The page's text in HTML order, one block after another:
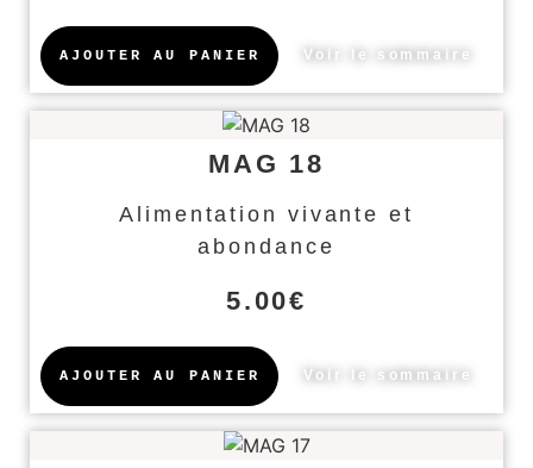
AJOUTER AU PANIER Voir le sommaire
MAG 18
Alimentation vivante et
abondance
5.00€
AJOUTER AU PANIER Voir le sommaire